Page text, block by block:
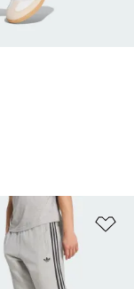
hinzufügen